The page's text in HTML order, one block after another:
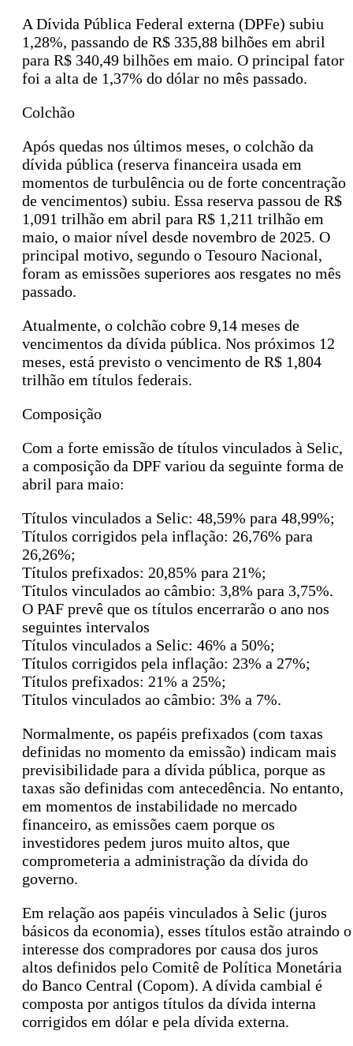
A Dívida Pública Federal externa (DPFe) subiu
1,28%, passando de R$ 335,88 bilhões em abril
para R$ 340,49 bilhões em maio. O principal fator
foi a alta de 1,37% do dólar no mês passado.
Colchão
Após quedas nos últimos meses, o colchão da
dívida pública (reserva financeira usada em
momentos de turbulência ou de forte concentração
de vencimentos) subiu. Essa reserva passou de R$
1,091 trilhão em abril para R$ 1,211 trilhão em
maio, o maior nível desde novembro de 2025. O
principal motivo, segundo o Tesouro Nacional,
foram as emissões superiores aos resgates no mês
passado.
Atualmente, o colchão cobre 9,14 meses de
vencimentos da dívida pública. Nos próximos 12
meses, está previsto o vencimento de R$ 1,804
trilhão em títulos federais.
Composição
Com a forte emissão de títulos vinculados à Selic,
a composição da DPF variou da seguinte forma de
abril para maio:
Títulos vinculados a Selic: 48,59% para 48,99%;
Títulos corrigidos pela inflação: 26,76% para
26,26%;
Títulos prefixados: 20,85% para 21%;
Títulos vinculados ao câmbio: 3,8% para 3,75%.
O PAF prevê que os títulos encerrarão o ano nos
seguintes intervalos
Títulos vinculados a Selic: 46% a 50%;
Títulos corrigidos pela inflação: 23% a 27%;
Títulos prefixados: 21% a 25%;
Títulos vinculados ao câmbio: 3% a 7%.
Normalmente, os papéis prefixados (com taxas
definidas no momento da emissão) indicam mais
previsibilidade para a dívida pública, porque as
taxas são definidas com antecedência. No entanto,
em momentos de instabilidade no mercado
financeiro, as emissões caem porque os
investidores pedem juros muito altos, que
comprometeria a administração da dívida do
governo.
Em relação aos papéis vinculados à Selic (juros
básicos da economia), esses títulos estão atraindo o
interesse dos compradores por causa dos juros
altos definidos pelo Comitê de Política Monetária
do Banco Central (Copom). A dívida cambial é
composta por antigos títulos da dívida interna
corrigidos em dólar e pela dívida externa.